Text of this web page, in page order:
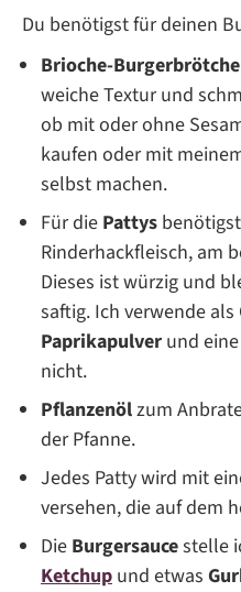
Du benötigst für deinen
Brioche-
weiche Textur und
ob mit oder ohne
kaufen oder mit
selbst machen.
Für die Pattys
Rinderhackfleisch, am
Dieses ist würzig und
saftig. Ich verwende als
Paprikapulver und eine
nicht.
Pflanzenölzum
der Pfanne.
Jedes Patty wird mit
versehen, die auf dem
Die Burgersaucestelle
Ketchup und etwas